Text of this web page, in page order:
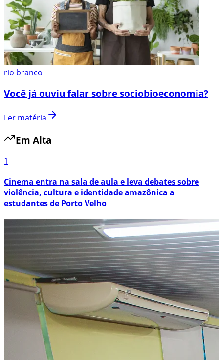
rio branco
Você já ouviu falar sobre sociobioeconomia?
Ler matéria
Em Alta
1
Cinema entra na sala de aula e leva debates sobre
violência, cultura e identidade amazônica a
estudantes de Porto Velho